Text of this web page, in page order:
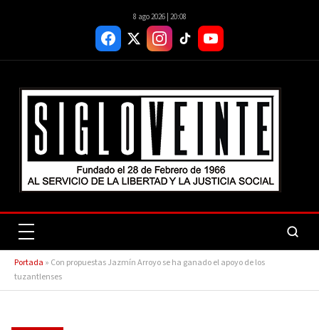
8 ago 2026 | 20:08
Portada » Con propuestas Jazmín Arroyo se ha ganado el apoyo de los
tuzantlenses